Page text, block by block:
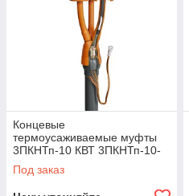
Концевые
термоусаживаемые муфты
3ПКНТп-10 КВТ 3ПКНТп-10-
150/240
Под заказ